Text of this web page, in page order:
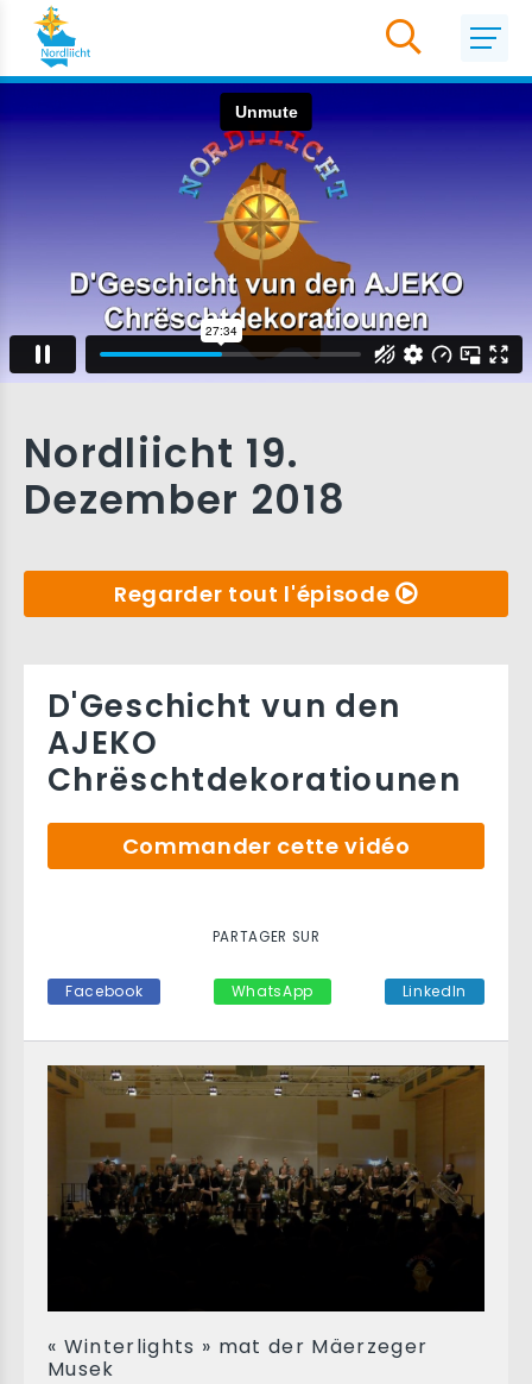
Nordliicht 19.
Dezember 2018
Regarder tout l'épisode
« Winterlights » mat der Mäerzeger
Musek
D'Geschicht vun den
AJEKO
Chrëschtdekoratiounen
Commander cette vidéo
PARTAGER SUR
Facebook WhatsApp LinkedIn